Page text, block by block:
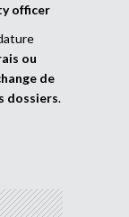
officer
ou
de
dossiers.